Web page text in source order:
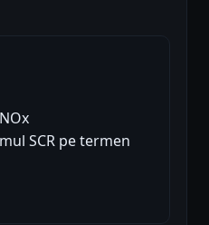
SCR pe termen